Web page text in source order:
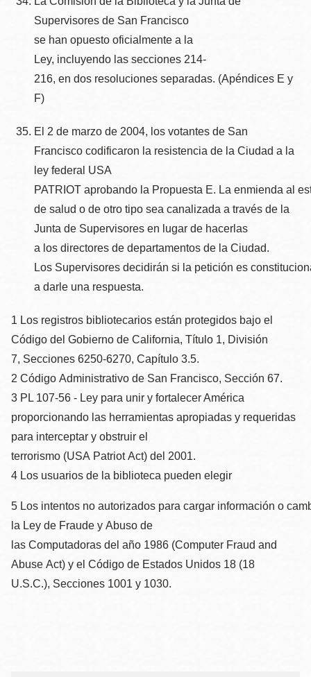
Supervisores de San Francisco
se han opuesto oficialmente a la
Ley, incluyendo las secciones 214-
216, en dos resoluciones separadas. (Apéndices E y
F)
El 2 de marzo de 2004, los votantes de San
Francisco codificaron la resistencia de la Ciudad a la
ley federal USA
PATRIOT aprobando la Propuesta E. La enmienda al
de salud o de otro tipo sea canalizada a través de la
Junta de Supervisores en lugar de hacerlas
a los directores de departamentos de la Ciudad.
Los Supervisores decidirán si la petición es
a darle una respuesta.
1 Los registros bibliotecarios están protegidos bajo el
Código del Gobierno de California, Título 1, División
7, Secciones 6250-6270, Capítulo 3.5.
2 Código Administrativo de San Francisco, Sección 67.
3 PL 107-56 - Ley para unir y fortalecer América
proporcionando las herramientas apropiadas y requeridas
para interceptar y obstruir el
terrorismo (USA Patriot Act) del 2001.
4 Los usuarios de la biblioteca pueden elegir
5 Los intentos no autorizados para cargar información o
la Ley de Fraude y Abuso de
las Computadoras del año 1986 (Computer Fraud and
Abuse Act) y el Código de Estados Unidos 18 (18
U.S.C.), Secciones 1001 y 1030.